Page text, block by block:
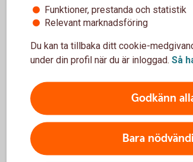
Funktioner, prestanda och statistik
Relevant marknadsföring
Du kan ta tillbaka ditt cookie-
under din profil när du är inloggad. Så
Godkänn
Bara